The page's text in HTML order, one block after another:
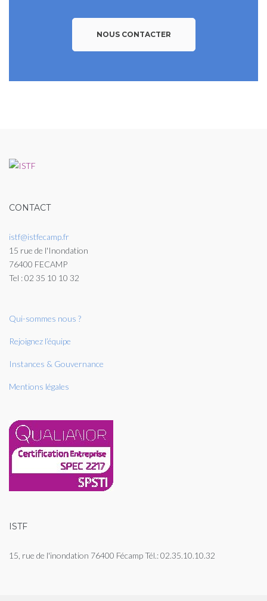
NOUS CONTACTER
CONTACT
istf@istfecamp.fr
15 rue de l'Inondation
76400 FECAMP
Tel : 02 35 10 10 32
Qui-sommes nous ?
Rejoignez l’équipe
Instances & Gouvernance
Mentions légales
ISTF
15, rue de l'inondation 76400 Fécamp Tél.: 02.35.10.10.32